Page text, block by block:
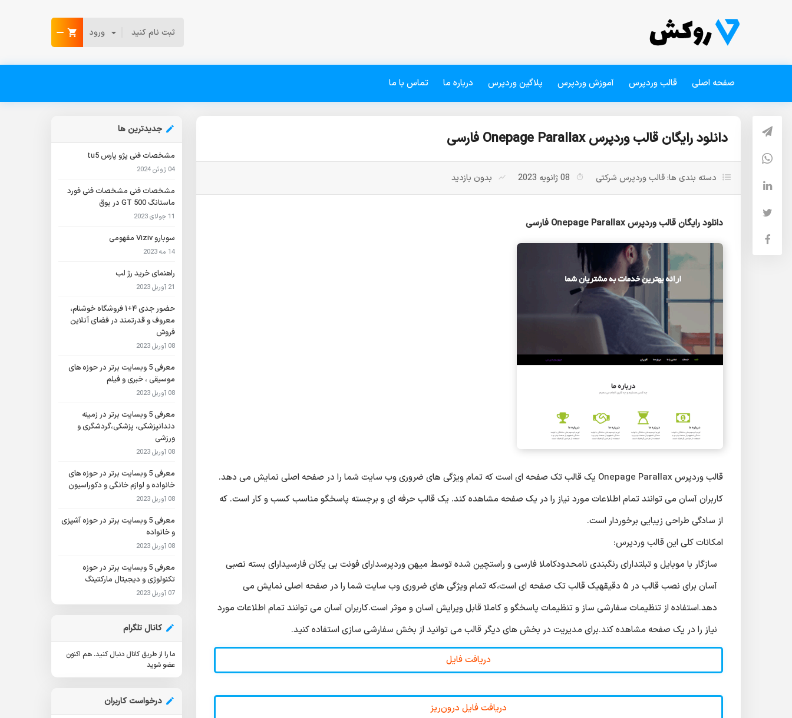
ورود ثبت نام کنید
صفحه اصلی قالب وردپرس آموزش وردپرس پلاگین وردپرس درباره ما تماس با ما
دانلود رایگان قالب وردپرس Onepage Parallax فارسی
دسته بندی ها:قالب وردپرس شرکتی 08 ژانویه 2023 بدون بازدید
دانلود رایگان قالب وردپرس Onepage Parallax فارسی
قالب وردپرس Onepage Parallax یک قالب تک صفحه ای است که تمام ویژگی های ضروری وب سایت شما را در صفحه اصلی نمایش می دهد.
کاربران آسان می توانند تمام اطلاعات مورد نیاز را در یک صفحه مشاهده کند. یک قالب حرفه ای و برجسته پاسخگو مناسب کسب و کار است. که
از سادگی طراحی زیبایی برخوردار است.
امکانات کلی این قالب وردپرس:
سازگار با موبایل و تبلتدارای رنگبندی نامحدودکاملا فارسی و راستچین شده توسط میهن وردپرسدارای فونت بی یکان فارسیدارای بسته نصبی
آسان برای نصب قالب در ۵ دقیقهیک قالب تک صفحه ای است،که تمام ویژگی های ضروری وب سایت شما را در صفحه اصلی نمایش می
دهد.استفاده از تنظیمات سفارشی ساز و تنظیمات پاسخگو و کاملا قابل ویرایش آسان و موثر است.کاربران آسان می توانند تمام اطلاعات مورد
نیاز را در یک صفحه مشاهده کند.برای مدیریت در بخش های دیگر قالب می توانید از بخش سفارشی سازی استفاده کنید.
دریافت فایل
دریافت فایل درون‌ریز
جدیدترین ها
مشخصات فنی پژو پارس tu5
04 ژوئن 2024
مشخصات فنی مشخصات فنی فورد
ماستانگ GT 500 در بوق
11 جولای 2023
سوبارو Viziv مفهومی
14 مه 2023
راهنمای خرید رژ لب
21 آوریل 2023
حضور جدی ۴+۱ فروشگاه خوشنام،
معروف و قدرتمند در فضای آنلاین
فروش
08 آوریل 2023
معرفی 5 وبسایت برتر در حوزه های
موسیقی ، خبری و فیلم
08 آوریل 2023
معرفی 5 وبسایت برتر در زمینه
دندانپزشکی، پزشکی،گردشگری و
ورزشی
08 آوریل 2023
معرفی 5 وبسایت برتر در حوزه های
خانواده و لوازم خانگی و دکوراسیون
08 آوریل 2023
معرفی 5 وبسایت برتر در حوزه آشپزی
و خانواده
08 آوریل 2023
معرفی 5 وبسایت برتر در حوزه
تکنولوژی و دیجیتال مارکتینگ
07 آوریل 2023
کانال تلگرام
ما را از طریق کانال دنبال کنید. هم اکنون
عضو شوید
درخواست کاربران